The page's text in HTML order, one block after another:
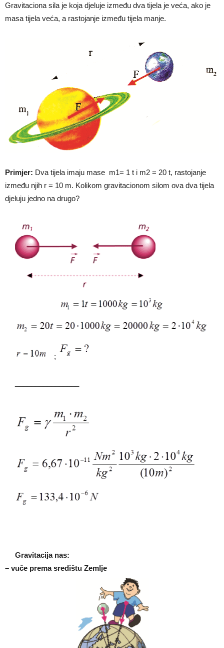
Gravitaciona sila je koja djeluje između dva tijela je veća, ako je
masa tijela veća, a rastojanje između tijela manje.
Primjer: Dva tijela imaju mase m1= 1 t i m2 = 20 t, rastojanje
između njih r = 10 m. Kolikom gravitacionom silom ova dva tijela
djeluju jedno na drugo?
;
Gravitacija nas:
– vuče prema središtu Zemlje